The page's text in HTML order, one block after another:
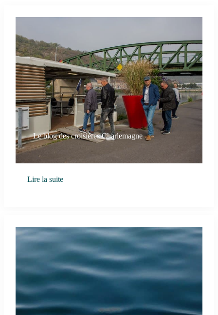
Le blog des croisières Charlemagne
Lire la suite